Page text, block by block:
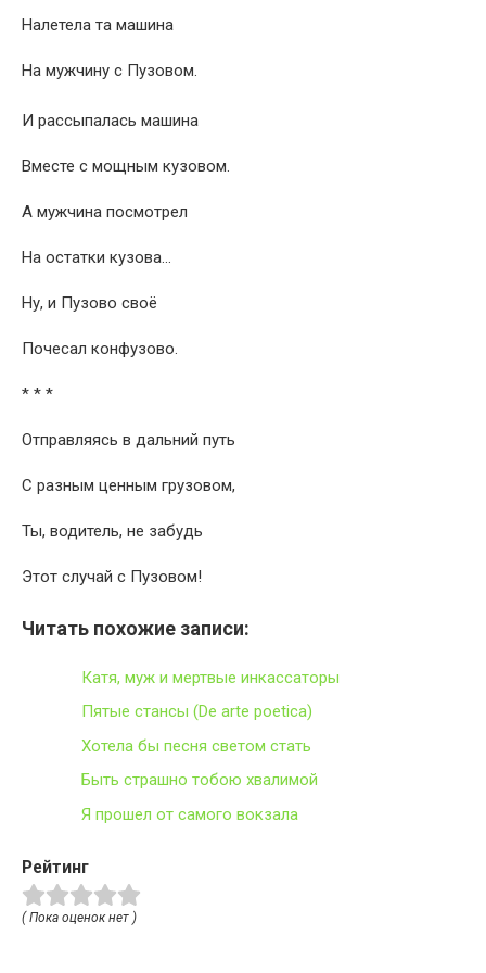
Налетела та машина
На мужчину с Пузовом.
И рассыпалась машина
Вместе с мощным кузовом.
А мужчина посмотрел
На остатки кузова…
Ну, и Пузово своё
Почесал конфузово.
* * *
Отправляясь в дальний путь
С разным ценным грузовом,
Ты, водитель, не забудь
Этот случай с Пузовом!
Читать похожие записи:
Катя, муж и мертвые инкассаторы
Пятые стансы (De arte poetica)
Хотела бы песня светом стать
Быть страшно тобою хвалимой
Я прошел от самого вокзала
Рейтинг
( Пока оценок нет )